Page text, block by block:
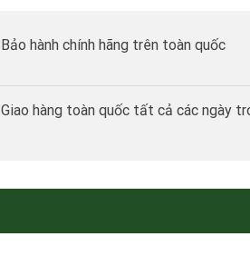
Bảo hành chính hãng trên toàn quốc
Giao hàng toàn quốc tất cả các ngày